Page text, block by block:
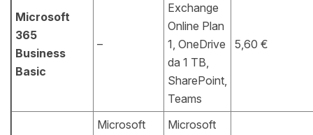
Microsoft
365
Business
Basic
–
Exchange
Online Plan
1, OneDrive
da 1 TB,
SharePoint,
Teams
5,60 €
Microsoft
Microsoft